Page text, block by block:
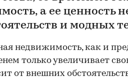
а ее ценность
и модных
недвижимость, как и
только увеличивает
от внешних